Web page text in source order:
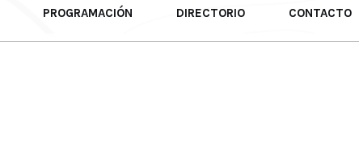
PROGRAMACIÓN DIRECTORIO CONTACTO